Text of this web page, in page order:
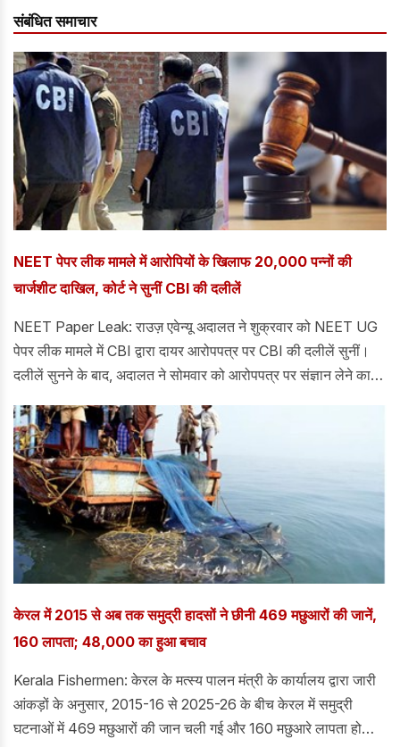
संबंधित समाचार
NEET पेपर लीक मामले में आरोपियों के खिलाफ 20,000 पन्नों की
चार्जशीट दाखिल, कोर्ट ने सुनीं CBI की दलीलें
NEET Paper Leak: राउज़ एवेन्यू अदालत ने शुक्रवार को NEET UG
पेपर लीक मामले में CBI द्वारा दायर आरोपपत्र पर CBI की दलीलें सुनीं।
दलीलें सुनने के बाद, अदालत ने सोमवार को आरोपपत्र पर संज्ञान लेने का
खिलाफ लगभग 20,000 पृष्ठों का आरोपपत्र दायर किया है।
केरल में 2015 से अब तक समुद्री हादसों ने छीनी 469 मछुआरों की जानें,
160 लापता; 48,000 का हुआ बचाव
Kerala Fishermen: केरल के मत्स्य पालन मंत्री के कार्यालय द्वारा जारी
आंकड़ों के अनुसार, 2015-16 से 2025-26 के बीच केरल में समुद्री
घटनाओं में 469 मछुआरों की जान चली गई और 160 मछुआरे लापता हो